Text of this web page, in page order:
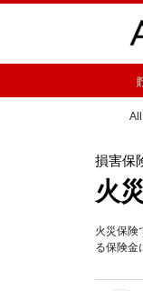
損害保
火
火災保険
る保険金